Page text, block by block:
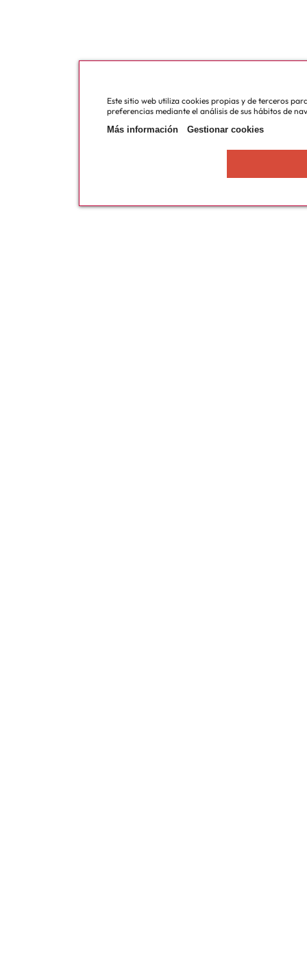
Este sitio web utiliza cookies propias y de terceros
preferencias mediante el análisis de sus hábitos de
Más información
Gestionar cookies